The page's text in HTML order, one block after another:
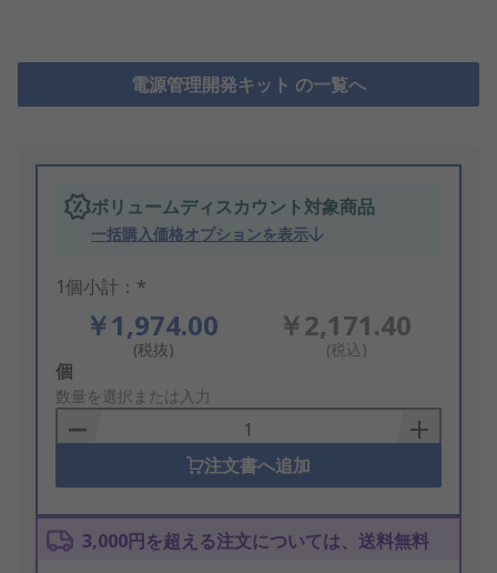
電源管理開発キット の一覧へ
ボリュームディスカウント対象商品
一括購入価格オプションを表示
1個小計：*
￥1,974.00
(税抜)
￥2,171.40
(税込)
Add
to
Basket
個
数量を選択または入力
注文書へ追加
3,000円を超える注文については、送料無料